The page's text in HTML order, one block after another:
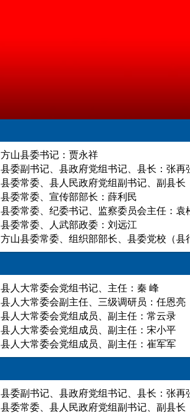
方山县委书记：贾永祥
县委副书记、县政府党组书记、县长：张再
县委常委、县人民政府党组副书记、副县长
县委常委、宣传部部长：薛利民
县委常委、纪委书记、监察委员会主任：袁
县委常委、人武部政委：刘远江
方山县委常委、组织部部长、县委党校（县
县人大常委会党组书记、主任：秦 峰
县人大常委会副主任、三级调研员：任恩亮
县人大常委会党组成员、副主任：常云录
县人大常委会党组成员、副主任：宋小平
县人大常委会党组成员、副主任：崔军军
县委副书记、县政府党组书记、县长：张再
县委常委、县人民政府党组副书记、副县长